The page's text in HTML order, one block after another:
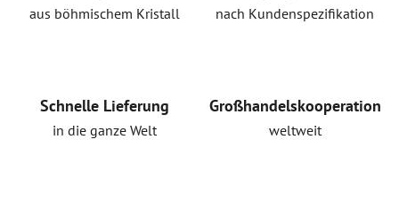
aus böhmischem Kristall nach Kundenspezifikation
Schnelle Lieferung
in die ganze Welt
Großhandelskooperation
weltweit